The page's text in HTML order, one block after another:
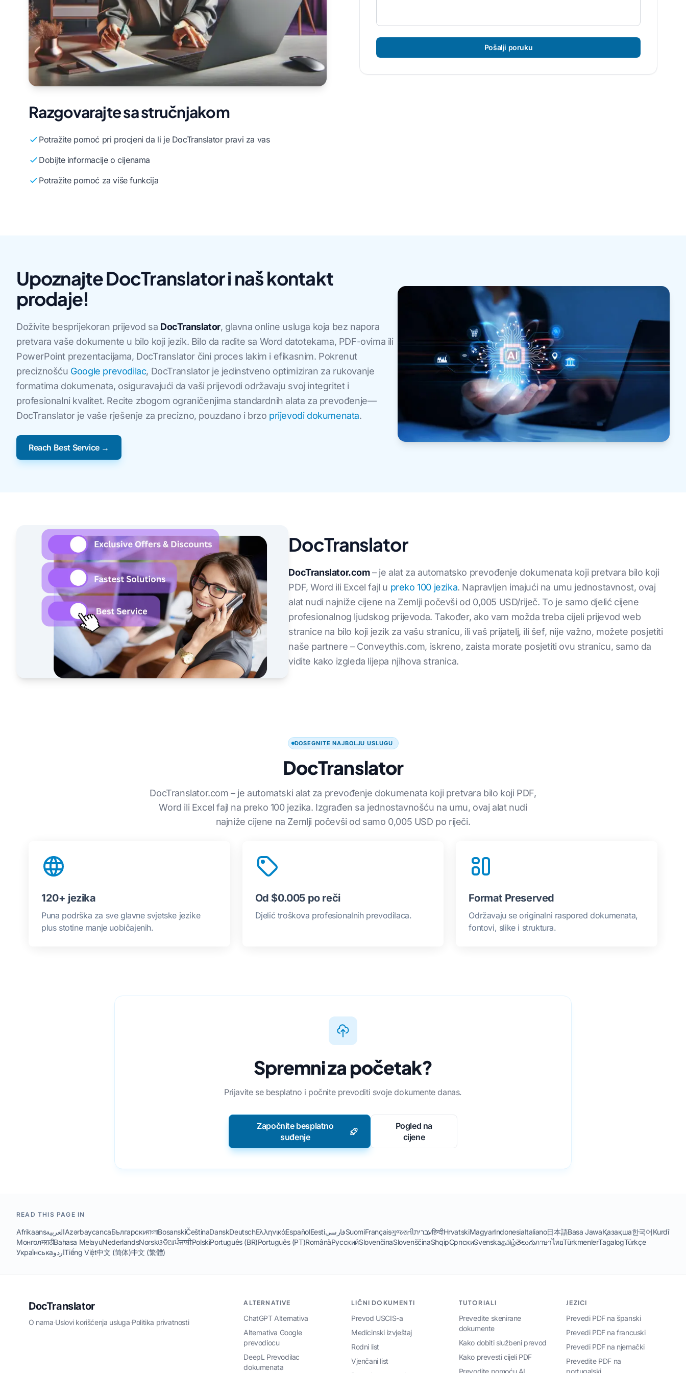
Razgovarajte sa stručnjakom
Potražite pomoć pri procjeni da li je DocTranslator pravi za vas
Dobijte informacije o cijenama
Potražite pomoć za više funkcija
Pošalji poruku
Upoznajte DocTranslator i naš kontakt
prodaje!
Doživite besprijekoran prijevod sa DocTranslator, glavna online usluga koja bez napora
pretvara vaše dokumente u bilo koji jezik. Bilo da radite sa Word datotekama, PDF-ovima ili
PowerPoint prezentacijama, DocTranslator čini proces lakim i efikasnim. Pokrenut
preciznošću Google prevodilac, DocTranslator je jedinstveno optimiziran za rukovanje
formatima dokumenata, osiguravajući da vaši prijevodi održavaju svoj integritet i
profesionalni kvalitet. Recite zbogom ograničenjima standardnih alata za prevođenje—
DocTranslator je vaše rješenje za precizno, pouzdano i brzo prijevodi dokumenata.
Reach Best Service →
DocTranslator
DocTranslator.com– je alat za automatsko prevođenje dokumenata koji pretvara bilo koji
PDF, Word ili Excel fajl u preko 100 jezika. Napravljen imajući na umu jednostavnost, ovaj
alat nudi najniže cijene na Zemlji počevši od 0,005 USD/riječ. To je samo djelić cijene
profesionalnog ljudskog prijevoda. Također, ako vam možda treba cijeli prijevod web
stranice na bilo koji jezik za vašu stranicu, ili vaš prijatelj, ili šef, nije važno, možete posjetiti
naše partnere – Conveythis.com, iskreno, zaista morate posjetiti ovu stranicu, samo da
vidite kako izgleda lijepa njihova stranica.
DOSEGNITE NAJBOLJU USLUGU
DocTranslator
DocTranslator.com – je automatski alat za prevođenje dokumenata koji pretvara bilo koji PDF,
Word ili Excel fajl na preko 100 jezika. Izgrađen sa jednostavnošću na umu, ovaj alat nudi
najniže cijene na Zemlji počevši od samo 0,005 USD po riječi.
120+ jezika
Puna podrška za sve glavne svjetske jezike
plus stotine manje uobičajenih.
Od $0.005 po reči
Djelić troškova profesionalnih prevodilaca.
Format Preserved
Održavaju se originalni raspored dokumenata,
fontovi, slike i struktura.
Spremni za početak?
Prijavite se besplatno i počnite prevoditi svoje dokumente danas.
Započnite besplatno
suđenje
Pogled na
cijene
READ THIS PAGE IN
AfrikaansالعربيةAzərbaycancaБългарскиবাংলাBosanskiČeštinaDanskDeutschΕλληνικάEspañolEestiفارسیSuomiFrançaisગુજરાતીעבריתहिन्दीHrvatskiMagyarIndonesiaItaliano日本語Basa JawaҚазақша한국어Kurdî
МонголमराठीBahasa MelayuNederlandsNorskଓଡିଆਪੰਜਾਬੀPolskiPortuguês (BR)Português (PT)RomânăРусскийSlovenčinaSlovenščinaShqipСрпскиSvenskaதமிழ்తెలుగుภาษาไทยTürkmenlerTagalogTürkçe
УкраїнськаاردوTiếng Việt中文 (简体)中文 (繁體)
DocTranslator
O nama·Uslovi korišćenja usluga·Politika privatnosti
ALTERNATIVE
ChatGPT Alternativa
Alternativa Google
prevodiocu
DeepL Prevodilac
dokumenata
LIČNI DOKUMENTI
Prevod USCIS-a
Medicinski izvještaj
Rodni list
Vjenčani list
TUTORIALI
Prevedite skenirane
dokumente
Kako dobiti službeni prevod
Kako prevesti cijeli PDF
Prevodite pomoću AI
JEZICI
Prevedi PDF na španski
Prevedi PDF na francuski
Prevedi PDF na njemački
Prevedite PDF na
portugalski